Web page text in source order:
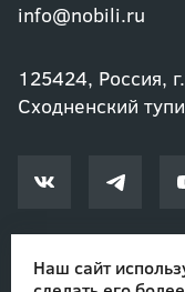
Наш сайт
info@nobili.ru
125424, Россия,
Сходненский